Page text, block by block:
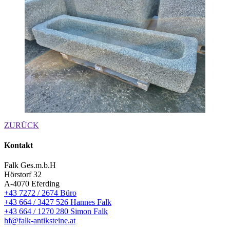
ZURÜCK
Kontakt
Falk Ges.m.b.H
Hörstorf 32
A-4070 Eferding
+43 7272 / 2674 Büro
+43 664 / 3427 526 Hannes Falk
+43 664 / 1270 280 Simon Falk
hf@falk-antiksteine.at